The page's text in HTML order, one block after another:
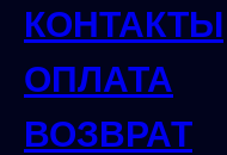
КОНТАКТЫ
ОПЛАТА
ВОЗВРАТ